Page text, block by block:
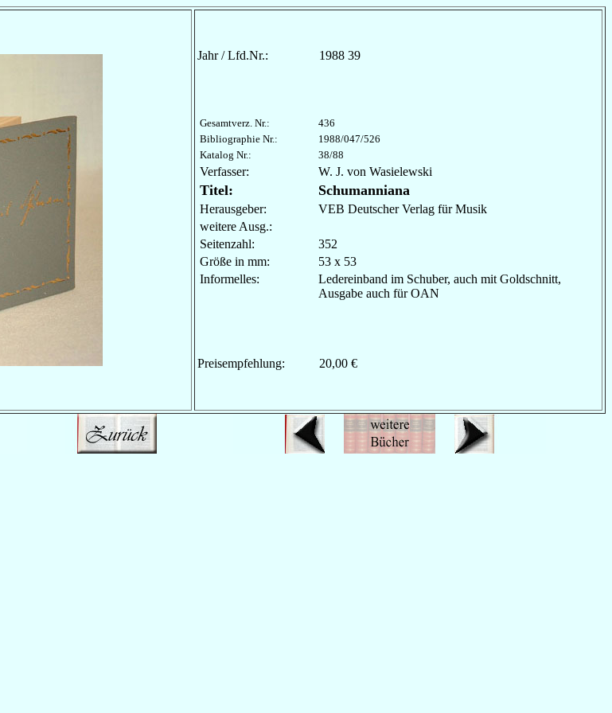
Jahr / Lfd.Nr.: 1988 39
Gesamtverz. Nr.:
436
Bibliographie Nr.:
1988/047/526
Katalog Nr.:
38/88
Verfasser: W. J. von Wasielewski
Titel: Schumanniana
Herausgeber:
VEB Deutscher Verlag für Musik
weitere Ausg.:
Seitenzahl:
352
Größe in mm:
53 x 53
Informelles:
Ledereinband im Schuber, auch mit Goldschnitt,
Ausgabe auch für OAN
Preisempfehlung: 20,00 €